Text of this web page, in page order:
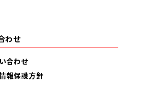
わせ
合わせ
報保護方針